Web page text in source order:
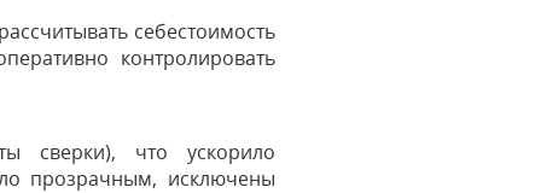
себестоимость
контролировать
сверки), что ускорило
прозрачным, исключены